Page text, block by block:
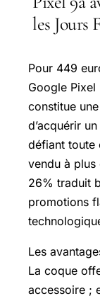
les Jours
Pour 449
Google
constitue
d’acquérir
défiant toute
vendu à
26% traduit
promotions
Les
La coque
accessoire ;